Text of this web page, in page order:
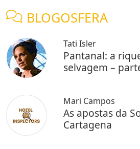
BLOGOSFERA
Tati Isler
Pantanal: a
selvagem –
Mari Campos
As apostas da
Cartagena